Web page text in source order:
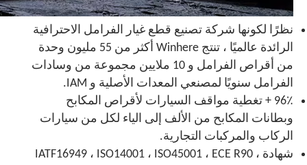
نظرًا لكونها شركة تصنيع قطع غيار الفرامل الاحترافية
الرائدة عالميًا ، تنتج Winhere أكثر من 55 مليون وحدة
من أقراص الفرامل و 10 ملايين مجموعة من وسادات
الفرامل سنويًا لمصنعي المعدات الأصلية و IAM.
96٪ + تغطية مواقف السيارات لأقراص المكابح
وبطانات المكابح من الألف إلى الياء لكل من سيارات
الركاب والمركبات التجارية.
شهادة IATF16949 ، ISO14001 ، ISO45001 ، ECE R90 ،